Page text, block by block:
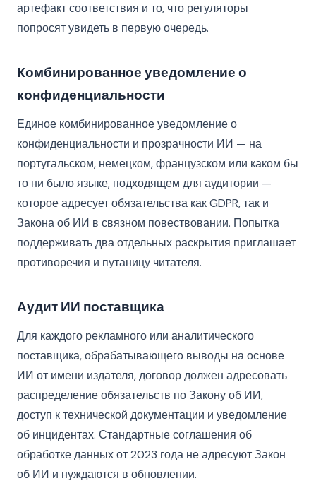
артефакт соответствия и то, что регуляторы
попросят увидеть в первую очередь.
Комбинированное уведомление о
конфиденциальности
Единое комбинированное уведомление о
конфиденциальности и прозрачности ИИ — на
португальском, немецком, французском или каком бы
то ни было языке, подходящем для аудитории —
которое адресует обязательства как GDPR, так и
Закона об ИИ в связном повествовании. Попытка
поддерживать два отдельных раскрытия приглашает
противоречия и путаницу читателя.
Аудит ИИ поставщика
Для каждого рекламного или аналитического
поставщика, обрабатывающего выводы на основе
ИИ от имени издателя, договор должен адресовать
распределение обязательств по Закону об ИИ,
доступ к технической документации и уведомление
об инцидентах. Стандартные соглашения об
обработке данных от 2023 года не адресуют Закон
об ИИ и нуждаются в обновлении.